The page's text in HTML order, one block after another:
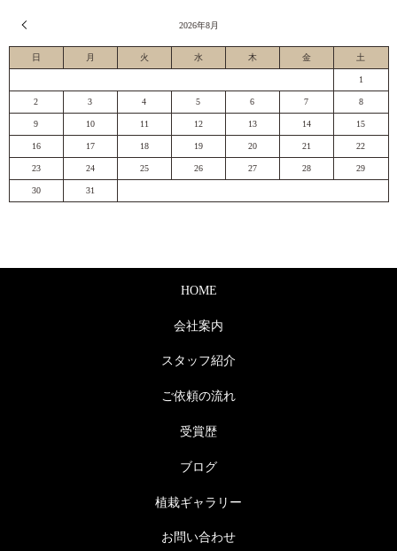
2026年8月
日 月 火 水 木 金 土
1
2 3 4 5 6 7 8
9 10 11 12 13 14 15
16 17 18 19 20 21 22
23 24 25 26 27 28 29
30 31
HOME
会社案内
スタッフ紹介
ご依頼の流れ
受賞歴
ブログ
植栽ギャラリー
お問い合わせ